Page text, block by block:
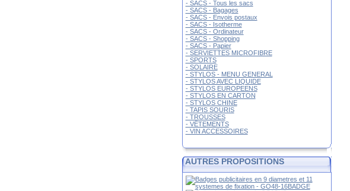
- SACS - Tous les sacs
- SACS - Bagages
- SACS - Envois postaux
- SACS - Isotherme
- SACS - Ordinateur
- SACS - Shopping
- SACS - Papier
- SERVIETTES MICROFIBRE
- SPORTS
- SOLAIRE
- STYLOS - MENU GENERAL
- STYLOS AVEC LIQUIDE
- STYLOS EUROPEENS
- STYLOS EN CARTON
- STYLOS CHINE
- TAPIS SOURIS
- TROUSSES
- VÊTEMENTS
- VIN ACCESSOIRES
AUTRES PROPOSITIONS